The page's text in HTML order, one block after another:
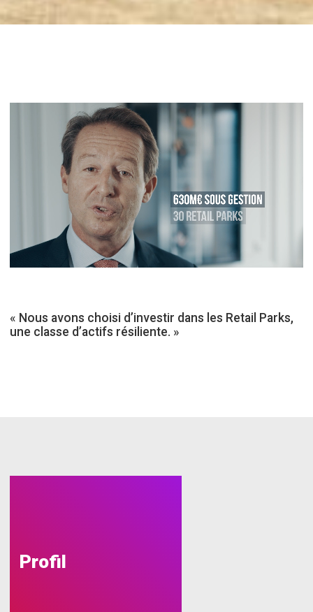
« Nous avons choisi d’investir dans les Retail Parks,
une classe d’actifs résiliente. »
Profil